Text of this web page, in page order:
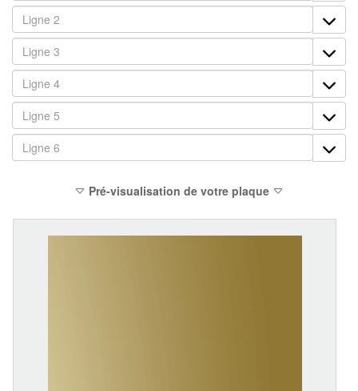
Pré-visualisation de votre plaque